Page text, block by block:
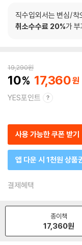
직수입외서는 변심/착
취소수수료 20%가
19,290원
10 17,360
YES포인트
사용 가능한 쿠폰 받기
앱 다운 시 1천원 상품
결제혜택
종이책
17,360원